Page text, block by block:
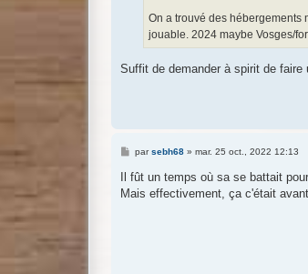
On a trouvé des hébergements
jouable. 2024 maybe Vosges/
Suffit de demander à spirit de faire
M
s
s
a
parsebh68» mar. 25 oct., 2022 12:13
Il fût un temps où sa se battait
Mais effectivement, ça c'était